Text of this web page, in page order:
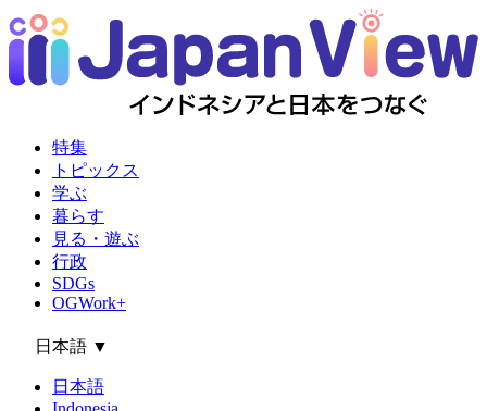
特集
トピックス
学ぶ
暮らす
見る・遊ぶ
行政
SDGs
OGWork+
日本語 ▼
日本語